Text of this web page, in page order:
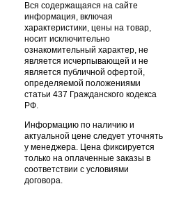
Вся содержащаяся на сайте
информация, включая
характеристики, цены на товар,
носит исключительно
ознакомительный характер, не
является исчерпывающей и не
является публичной офертой,
определяемой положениями
статьи 437 Гражданского кодекса
РФ.
Информацию по наличию и
актуальной цене следует уточнять
у менеджера. Цена фиксируется
только на оплаченные заказы в
соответствии с условиями
договора.